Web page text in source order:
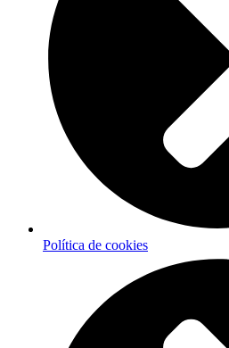
Política de cookies